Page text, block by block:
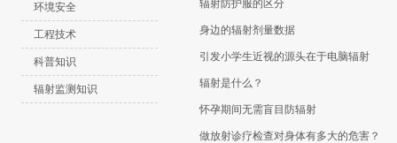
环境安全
工程技术
科普知识
辐射监测知识
辐射防护服的区分
身边的辐射剂量数据
引发小学生近视的源头在于电脑辐射
辐射是什么？
怀孕期间无需盲目防辐射
做放射诊疗检查对身体有多大的危害？